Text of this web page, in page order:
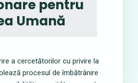
pentru
Umană
a cercetătorilor cu privire la
procesul de îmbătrânire